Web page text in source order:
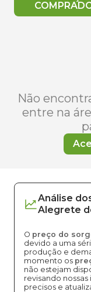
Não
entre na
Análise
Alegrete
O preço do
devido a uma
produção e
momento os
não estejam
revisando
precisos e